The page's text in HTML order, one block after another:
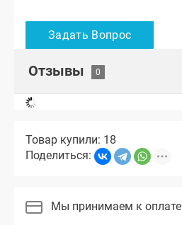
Отзывы
Товар купили: 18
Поделиться:
Мы принимаем к оплате